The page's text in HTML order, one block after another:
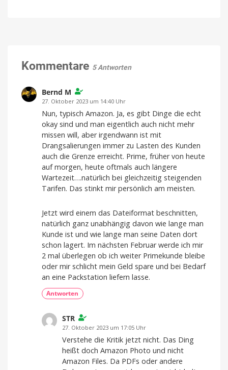
Plus
Rabatt
gab
es
ihn
nie
Kommentare 5 Antworten
Bernd M
27. Oktober 2023 um 14:40 Uhr
Nun, typisch Amazon. Ja, es gibt Dinge die echt
okay sind und man eigentlich auch nicht mehr
missen will, aber irgendwann ist mit
Drangsalierungen immer zu Lasten des Kunden
auch die Grenze erreicht. Prime, früher von heute
auf morgen, heute oftmals auch längere
Wartezeit….natürlich bei gleichzeitig steigenden
Tarifen. Das stinkt mir persönlich am meisten.
Jetzt wird einem das Dateiformat beschnitten,
natürlich ganz unabhängig davon wie lange man
Kunde ist und wie lange man seine Daten dort
schon lagert. Im nächsten Februar werde ich mir
2 mal überlegen ob ich weiter Primekunde bleibe
oder mir schlicht mein Geld spare und bei Bedarf
an eine Packstation liefern lasse.
Antworten
STR
27. Oktober 2023 um 17:05 Uhr
Verstehe die Kritik jetzt nicht. Das Ding
heißt doch Amazon Photo und nicht
Amazon Files. Da PDFs oder andere